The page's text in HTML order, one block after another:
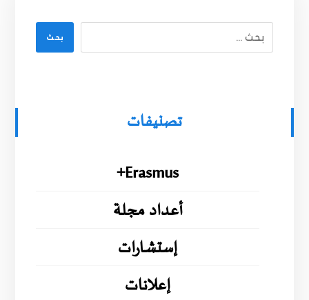
بحث
تصنيفات
Erasmus+
أعداد مجلة
إستشارات
إعلانات